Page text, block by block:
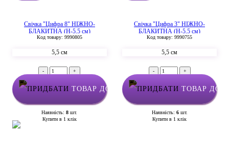
Свічка "Цифра 8" НІЖНО-
БЛАКИТНА (Н-5,5 см)
Код товару: 9990805
5,5 см
- +
ТОВАР ДОДАНО У КОШИК
Наявність:8 шт.
Купити в 1 клік
Свічка "Цифра 3" НІЖНО-
БЛАКИТНА (Н-5,5 см)
Код товару: 9990755
5,5 см
- +
ТОВАР
Наявність: 6шт.
Купити в 1 клік